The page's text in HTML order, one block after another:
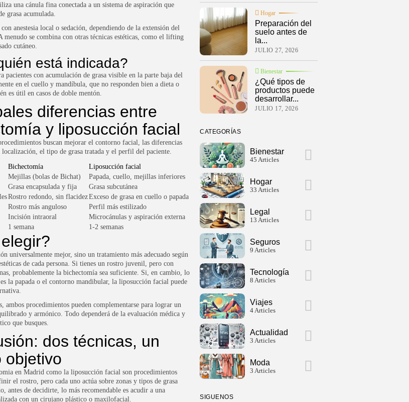
Hogar
Preparación del
suelo antes de
la...
JULIO 27, 2026
Bienestar
¿Qué tipos de
productos puede
desarrollar...
JULIO 17, 2026
CATEGORÍAS
Bienestar
45 Articles
Hogar
33 Articles
Legal
13 Articles
Seguros
9 Articles
Tecnología
8 Articles
Viajes
4 Articles
Actualidad
3 Articles
Moda
3 Articles
SIGUENOS
una cánula fina conectada a un sistema de aspiración que
grasa acumulada.
anestesia local o sedación, dependiendo de la extensión del
menudo se combina con otras técnicas estéticas, como el lifting
cutáneo.
está indicada?
pacientes con acumulación de grasa visible en la parte baja del
en el cuello y mandíbula, que no responden bien a dieta o
es útil en casos de doble mentón.
diferencias entre
y liposucción facial
buscan mejorar el contorno facial, las diferencias
localización, el tipo de grasa tratada y el perfil del paciente.
Bichectomía
Liposucción facial
Mejillas (bolas de Bichat)
Papada, cuello, mejillas inferiores
Grasa encapsulada y fija
Grasa subcutánea
Rostro redondo, sin flacidezExceso de grasa en cuello o papada
Rostro más anguloso
Perfil más estilizado
Incisión intraoral
Microcánulas y aspiración externa
1 semana 1-2 semanas
universalmente mejor, sino un tratamiento más adecuado según
de cada persona. Si tienes un rostro juvenil, pero con
probablemente la bichectomía sea suficiente. Si, en cambio, lo
la papada o el contorno mandibular, la liposucción facial puede
ambos procedimientos pueden complementarse para lograr un
y armónico. Todo dependerá de la evaluación médica y
que busques.
dos técnicas, un
objetivo
en Madrid como la liposucción facial son procedimientos
el rostro, pero cada uno actúa sobre zonas y tipos de grasa
antes de decidirte, lo más recomendable es acudir a una
con un cirujano plástico o maxilofacial.